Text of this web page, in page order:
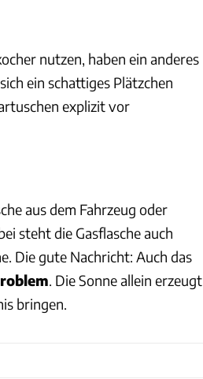
nutzen, haben ein anderes
ein schattiges Plätzchen
explizit vor
aus dem Fahrzeug oder
steht die Gasflasche auch
Die gute Nachricht: Auch das
. Die Sonne allein erzeugt
bringen.